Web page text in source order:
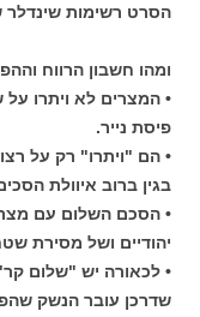
הסרט רשימות
ומהו חשבון הרווח
• המצרים לא ויתרו על
פיסת נייר.
• הם "ויתרו" רק על
בגין ברוב איוולת
• הסכם השלום עם
יהודיים ושל מסירת
• לכאורה יש "שלום
שדרכן עובר הנשק